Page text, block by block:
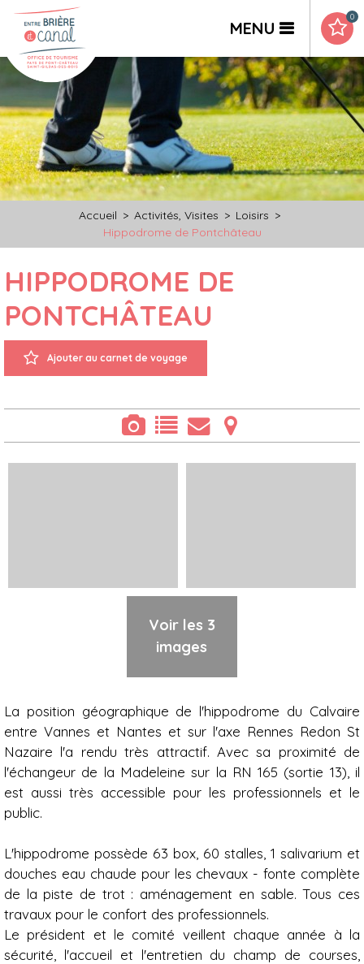
MENU
0
Accueil > Activités, Visites > Loisirs >
Hippodrome de Pontchâteau
HIPPODROME DE
PONTCHÂTEAU
Ajouter au carnet de voyage
Voir les 3
images
La position géographique de l'hippodrome du Calvaire
entre Vannes et Nantes et sur l'axe Rennes Redon St
Nazaire l'a rendu très attractif. Avec sa proximité de
l'échangeur de la Madeleine sur la RN 165 (sortie 13), il
est aussi très accessible pour les professionnels et le
public.
L'hippodrome possède 63 box, 60 stalles, 1 salivarium et
douches eau chaude pour les chevaux - fonte complète
de la piste de trot : aménagement en sable. Tous ces
travaux pour le confort des professionnels.
Le président et le comité veillent chaque année à la
sécurité, l'accueil et l'entretien du champ de courses,